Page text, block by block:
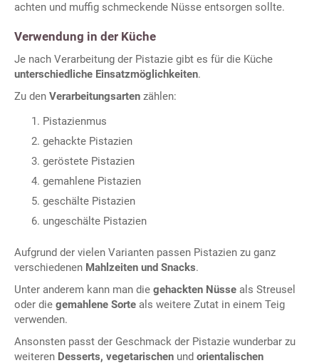
achten und muffig schmeckende Nüsse entsorgen sollte.
Verwendung in der Küche
Je nach Verarbeitung der Pistazie gibt es für die Küche
unterschiedliche Einsatzmöglichkeiten.
Zu den Verarbeitungsarten zählen:
Pistazienmus
gehackte Pistazien
geröstete Pistazien
gemahlene Pistazien
geschälte Pistazien
ungeschälte Pistazien
Aufgrund der vielen Varianten passen Pistazien zu ganz
verschiedenen Mahlzeiten und Snacks.
Unter anderem kann man die gehackten Nüsse als Streusel
oder die gemahlene Sorte als weitere Zutat in einem Teig
verwenden.
Ansonsten passt der Geschmack der Pistazie wunderbar zu
weiteren Desserts, vegetarischen und orientalischen